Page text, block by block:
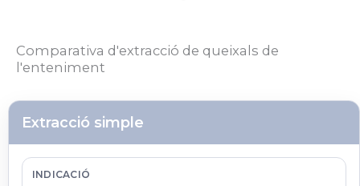
Comparativa d'extracció de queixals de
l'enteniment
Extracció simple
INDICACIÓ